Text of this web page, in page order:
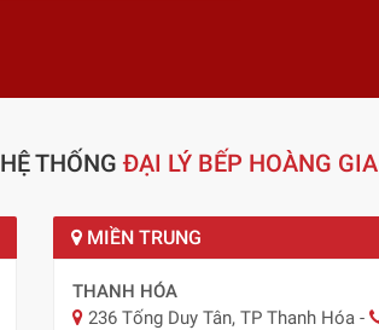
HỆ THỐNG ĐẠI LÝ BẾP HOÀNG GIA
MIỀN TRUNG
THANH HÓA
236 Tống Duy Tân, TP Thanh Hóa-